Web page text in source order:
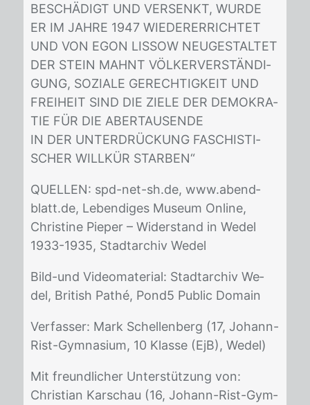
BESCHÄDIGT UND VER­SENKT, WUR­DE
ER IM JAH­RE 1947 WIE­DER­ER­RICH­TET
UND VON EGON LIS­SOW NEU­GE­STAL­TET
DER STEIN MAHNT VÖLKER­VERSTÄNDI­
GUNG, SO­ZIA­LE GE­RECH­TIG­KEIT UND
FREI­HEIT SIND DIE ZIE­LE DER DE­MO­KRA­
TIE FÜR DIE ABER­TAU­SEN­DE
IN DER UN­TER­DRÜCKUNG FA­SCHIS­TI­
SCHER WILLKÜR STAR­BEN“
QUEL­LEN: spd-net-sh.de, www.abend­
blatt.de, Le­ben­di­ges Mu­se­um On­line,
Chris­ti­ne Pie­per – Wi­der­stand in We­del
1933-1935, Stadt­ar­chiv We­del
Bild-und Vi­deo­ma­te­ri­al: Stadt­ar­chiv We­
del, Bri­tish Pa­thé, Pon­d5 Pu­blic Do­main
Ver­fas­ser: Mark Schel­len­berg (17, Jo­hann-
Rist-Gym­na­si­um, 10 Klas­se (EjB), We­del)
Mit freund­li­cher Un­ter­stüt­zung von:
Chris­ti­an Kar­schau (16, Jo­hann-Rist-Gym­